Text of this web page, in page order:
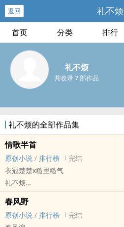
返回 礼不烦
首页 分类 排行
礼不烦
共收录 7 部作品
礼不烦的全部作品集
情歌半首
原创小说 / 排行榜
完结
衣冠楚楚x糙里糙气
礼不烦
现代 - HE - 暧昧 - 破镜重圆
强强
春风野
原创小说 / 排行榜
完结